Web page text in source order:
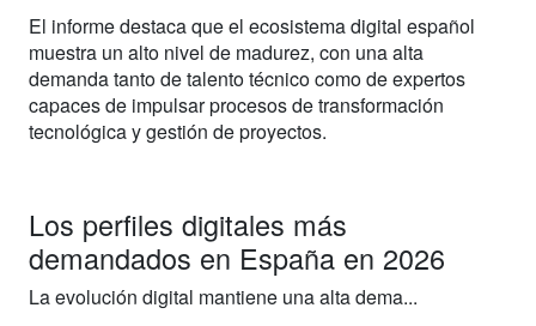
El informe destaca que el ecosistema digital español
muestra un alto nivel de madurez, con una alta
demanda tanto de talento técnico como de expertos
capaces de impulsar procesos de transformación
tecnológica y gestión de proyectos.
Los perfiles digitales más
demandados en España en 2026
La evolución digital mantiene una alta dema...